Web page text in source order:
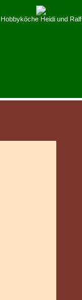
Hobbyköche Heidi und Ralf